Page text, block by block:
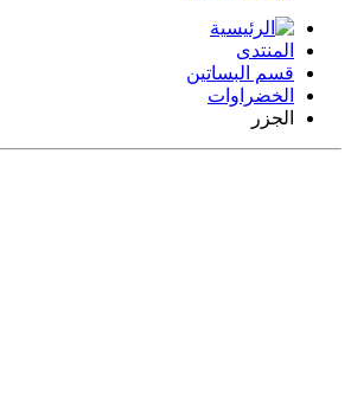
المنتدى
قسم البساتين
الخضراوات
الجزر